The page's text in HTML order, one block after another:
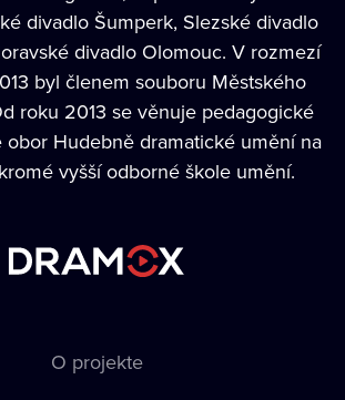
divadlo Šumperk, Slezské divadlo
divadlo Olomouc. V rozmezí
byl členem souboru Městského
roku 2013 se věnuje pedagogické
obor Hudebně dramatické umění na
vyšší odborné škole umění.
O projekte